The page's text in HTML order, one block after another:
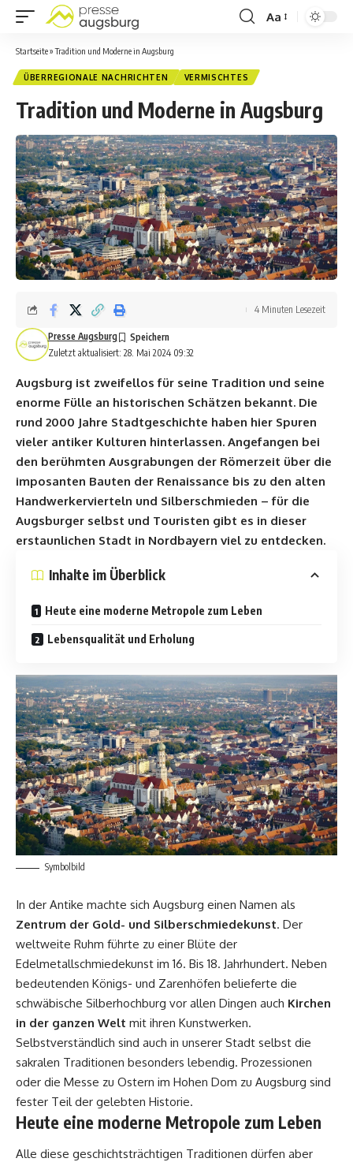
Aa
Startseite»Tradition und Moderne in Augsburg
ÜBERREGIONALE NACHRICHTEN VERMISCHTES
Tradition und Moderne in Augsburg
Zuletzt aktualisiert: 28. Mai 2024 09:32
Presse Augsburg
4 Minuten Lesezeit
Augsburg ist zweifellos für seine Tradition und seine
enorme Fülle an historischen Schätzen bekannt. Die
rund 2000 Jahre Stadtgeschichte haben hier Spuren
vieler antiker Kulturen hinterlassen. Angefangen bei
den berühmten Ausgrabungen der Römerzeit über die
imposanten Bauten der Renaissance bis zu den alten
Handwerkervierteln und Silberschmieden – für die
Augsburger selbst und Touristen gibt es in dieser
erstaunlichen Stadt in Nordbayern viel zu entdecken.
Inhalte im Überblick
Heute eine moderne Metropole zum Leben
Lebensqualität und Erholung
Symbolbild
In der Antike machte sich Augsburg einen Namen als
Zentrum der Gold- und Silberschmiedekunst. Der
weltweite Ruhm führte zu einer Blüte der
Edelmetallschmiedekunst im 16. Bis 18. Jahrhundert. Neben
bedeutenden Königs- und Zarenhöfen belieferte die
schwäbische Silberhochburg vor allen Dingen auch Kirchen
in der ganzen Welt mit ihren Kunstwerken.
Selbstverständlich sind auch in unserer Stadt selbst die
sakralen Traditionen besonders lebendig. Prozessionen
oder die Messe zu Ostern im Hohen Dom zu Augsburg sind
fester Teil der gelebten Historie.
Heute eine moderne Metropole zum Leben
Alle diese geschichtsträchtigen Traditionen dürfen aber